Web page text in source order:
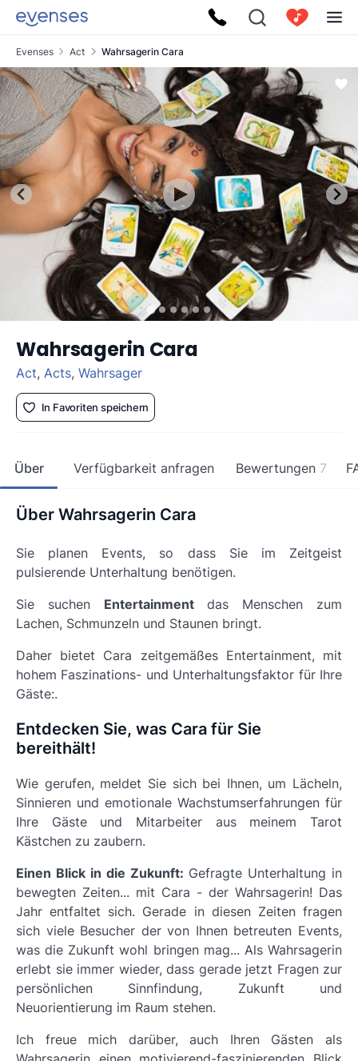
Evenses Act Wahrsagerin Cara
Wahrsagerin Cara
Act, Acts, Wahrsager
In Favoriten speichern
Über Verfügbarkeit anfragen Bewertungen 7
Über Wahrsagerin Cara
Sie planen Events, so dass Sie im Zeitgeist
pulsierende Unterhaltung benötigen.
Sie suchen Entertainmentdas Menschen zum
Lachen, Schmunzeln und Staunen bringt.
Daher bietet Cara zeitgemäßes Entertainment, mit
hohem Faszinations- und Unterhaltungsfaktor für Ihre
Gäste:.
Entdecken Sie, was Cara für Sie
bereithält!
Wie gerufen, meldet Sie sich bei Ihnen, um Lächeln,
Sinnieren und emotionale Wachstumserfahrungen für
Ihre Gäste und Mitarbeiter aus meinem Tarot
Kästchen zu zaubern.
Einen Blick in die Zukunft: Gefragte Unterhaltung in
bewegten Zeiten... mit Cara - der Wahrsagerin! Das
Jahr entfaltet sich. Gerade in diesen Zeiten fragen
sich viele Besucher der von Ihnen betreuten Events,
was die Zukunft wohl bringen mag... Als Wahrsagerin
erlebt sie immer wieder, dass gerade jetzt Fragen zur
persönlichen Sinnfindung, Zukunft und
Neuorientierung im Raum stehen.
Ich freue mich darüber, auch Ihren Gästen als